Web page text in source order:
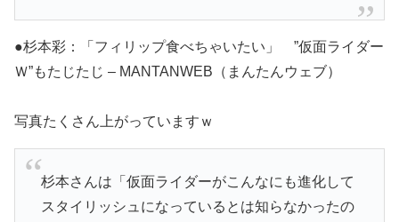
●杉本彩：「フィリップ食べちゃいたい」 ”仮面ライダー
Ｗ”もたじたじ – MANTANWEB（まんたんウェブ）
写真たくさん上がっていますｗ
杉本さんは「仮面ライダーがこんなにも進化して
スタイリッシュになっているとは知らなかったの